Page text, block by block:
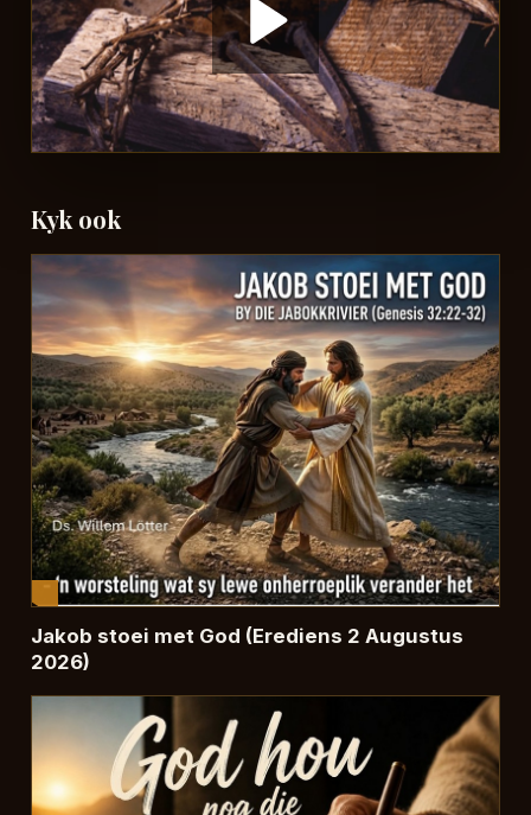
Play
Video
Kyk ook
Jakob stoei met God (Erediens 2 Augustus
2026)